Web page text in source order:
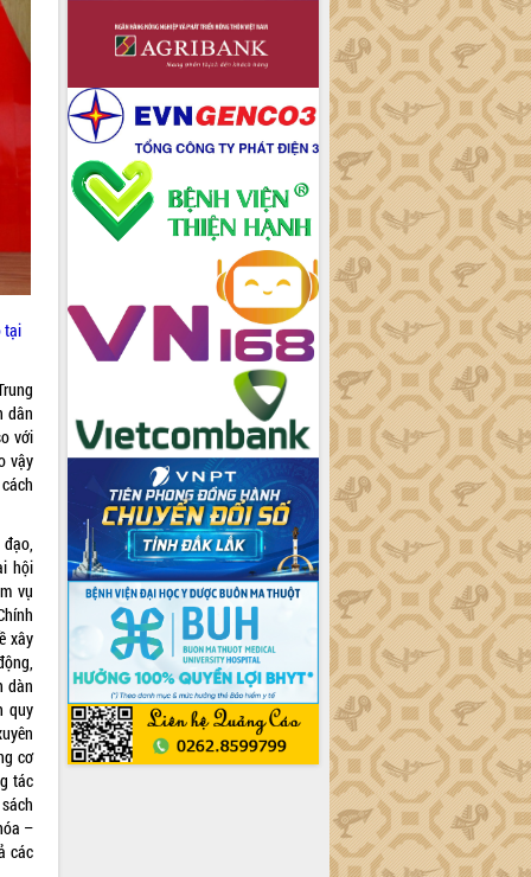
tại
dân
với
vậy
hội
vụ
xây
dàn
quy
cơ
tác
–
các